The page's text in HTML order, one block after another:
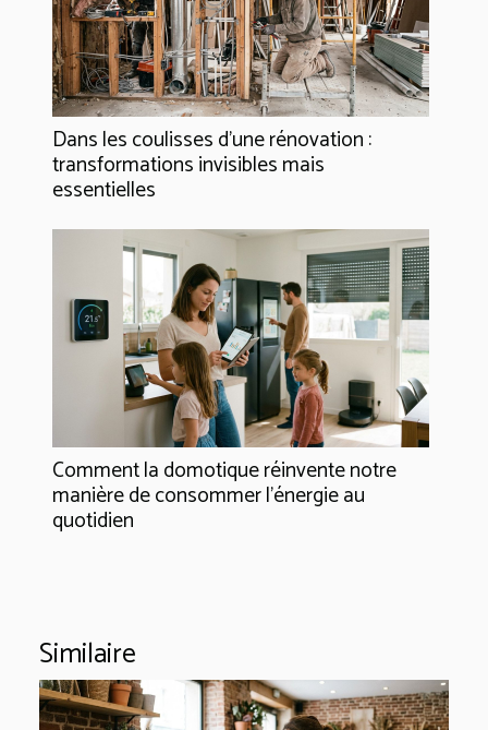
Dans les coulisses d'une rénovation :
transformations invisibles mais
essentielles
Comment la domotique réinvente notre
manière de consommer l'énergie au
quotidien
Similaire